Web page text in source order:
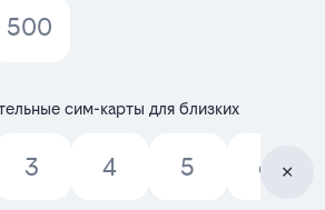
500
сим-карты для близких
3 4 5 6